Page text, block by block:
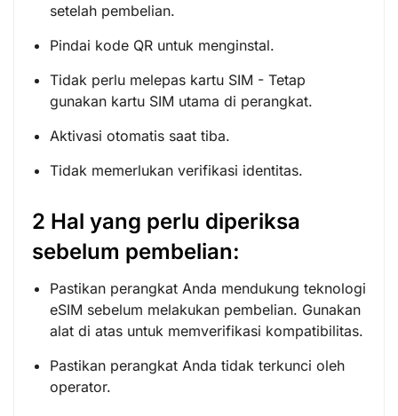
setelah pembelian.
Pindai kode QR untuk menginstal.
Tidak perlu melepas kartu SIM - Tetap
gunakan kartu SIM utama di perangkat.
Aktivasi otomatis saat tiba.
Tidak memerlukan verifikasi identitas.
2 Hal yang perlu diperiksa
sebelum pembelian:
Pastikan perangkat Anda mendukung teknologi
eSIM sebelum melakukan pembelian. Gunakan
alat di atas untuk memverifikasi kompatibilitas.
Pastikan perangkat Anda tidak terkunci oleh
operator.